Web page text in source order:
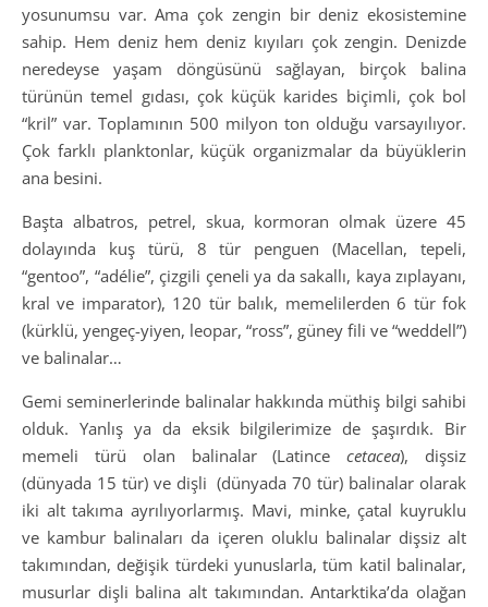
yosunumsu var. Ama çok zengin bir deniz ekosistemine
sahip. Hem deniz hem deniz kıyıları çok zengin. Denizde
neredeyse yaşam döngüsünü sağlayan, birçok balina
türünün temel gıdası, çok küçük karides biçimli, çok bol
“kril” var. Toplamının 500 milyon ton olduğu varsayılıyor.
Çok farklı planktonlar, küçük organizmalar da büyüklerin
ana besini.
Başta albatros, petrel, skua, kormoran olmak üzere 45
dolayında kuş türü, 8 tür penguen (Macellan, tepeli,
“gentoo”, “adélie”, çizgili çeneli ya da sakallı, kaya zıplayanı,
kral ve imparator), 120 tür balık, memelilerden 6 tür fok
(kürklü, yengeç-yiyen, leopar, “ross”, güney fili ve “weddell”)
ve balinalar…
Gemi seminerlerinde balinalar hakkında müthiş bilgi sahibi
olduk. Yanlış ya da eksik bilgilerimize de şaşırdık. Bir
memeli türü olan balinalar (Latincecetacea), dişsiz
(dünyada 15 tür) ve dişli (dünyada 70 tür) balinalar olarak
iki alt takıma ayrılıyorlarmış. Mavi, minke, çatal kuyruklu
ve kambur balinaları da içeren oluklu balinalar dişsiz alt
takımından, değişik türdeki yunuslarla, tüm katil balinalar,
musurlar dişli balina alt takımından. Antarktika’da olağan